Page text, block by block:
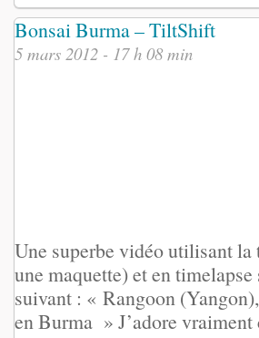
Bonsai Burma – TiltShift
5 mars 2012 - 17 h 08 min
Une superbe vidéo utilisant
une maquette) et en
suivant : « Rangoon
en Burma » J’adore